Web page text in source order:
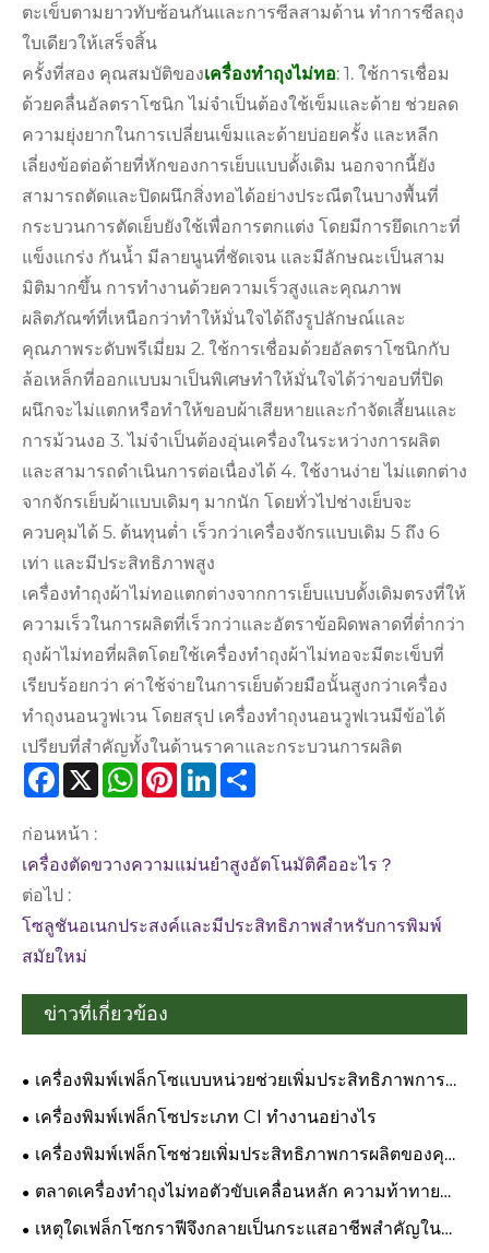
ตะเข็บตามยาวทับซ้อนกันและการซีลสามด้าน ทำการซีลถุง
ใบเดียวให้เสร็จสิ้น
ครั้งที่สอง คุณสมบัติของเครื่องทำถุงไม่ทอ: 1. ใช้การเชื่อม
ด้วยคลื่นอัลตราโซนิก ไม่จำเป็นต้องใช้เข็มและด้าย ช่วยลด
ความยุ่งยากในการเปลี่ยนเข็มและด้ายบ่อยครั้ง และหลีก
เลี่ยงข้อต่อด้ายที่หักของการเย็บแบบดั้งเดิม นอกจากนี้ยัง
สามารถตัดและปิดผนึกสิ่งทอได้อย่างประณีตในบางพื้นที่
กระบวนการตัดเย็บยังใช้เพื่อการตกแต่ง โดยมีการยึดเกาะที่
แข็งแกร่ง กันน้ำ มีลายนูนที่ชัดเจน และมีลักษณะเป็นสาม
มิติมากขึ้น การทำงานด้วยความเร็วสูงและคุณภาพ
ผลิตภัณฑ์ที่เหนือกว่าทำให้มั่นใจได้ถึงรูปลักษณ์และ
คุณภาพระดับพรีเมี่ยม 2. ใช้การเชื่อมด้วยอัลตราโซนิกกับ
ล้อเหล็กที่ออกแบบมาเป็นพิเศษทำให้มั่นใจได้ว่าขอบที่ปิด
ผนึกจะไม่แตกหรือทำให้ขอบผ้าเสียหายและกำจัดเสี้ยนและ
การม้วนงอ 3. ไม่จำเป็นต้องอุ่นเครื่องในระหว่างการผลิต
และสามารถดำเนินการต่อเนื่องได้ 4. ใช้งานง่าย ไม่แตกต่าง
จากจักรเย็บผ้าแบบเดิมๆ มากนัก โดยทั่วไปช่างเย็บจะ
ควบคุมได้ 5. ต้นทุนต่ำ เร็วกว่าเครื่องจักรแบบเดิม 5 ถึง 6
เท่า และมีประสิทธิภาพสูง
เครื่องทำถุงผ้าไม่ทอแตกต่างจากการเย็บแบบดั้งเดิมตรงที่ให้
ความเร็วในการผลิตที่เร็วกว่าและอัตราข้อผิดพลาดที่ต่ำกว่า
ถุงผ้าไม่ทอที่ผลิตโดยใช้เครื่องทำถุงผ้าไม่ทอจะมีตะเข็บที่
เรียบร้อยกว่า ค่าใช้จ่ายในการเย็บด้วยมือนั้นสูงกว่าเครื่อง
ทำถุงนอนวูฟเวน โดยสรุป เครื่องทำถุงนอนวูฟเวนมีข้อได้
เปรียบที่สำคัญทั้งในด้านราคาและกระบวนการผลิต
Facebook
X WhatsApp
Pinterest
LinkedIn
ก่อนหน้า :
เครื่องตัดขวางความแม่นยำสูงอัตโนมัติคืออะไร？
ต่อไป :
โซลูชันอเนกประสงค์และมีประสิทธิภาพสำหรับการพิมพ์
สมัยใหม่
ข่าวที่เกี่ยวข้อง
เครื่องพิมพ์เฟล็กโซแบบหน่วยช่วยเพิ่มประสิทธิภาพการ
ผลิตของคุณได้อย่างไร
เครื่องพิมพ์เฟล็กโซประเภท CI ทำงานอย่างไร
เครื่องพิมพ์เฟล็กโซช่วยเพิ่มประสิทธิภาพการผลิตของคุณ
ได้อย่างไร
ตลาดเครื่องทำถุงไม่ทอตัวขับเคลื่อนหลัก ความท้าทาย
และโอกาส
เหตุใดเฟล็กโซกราฟีจึงกลายเป็นกระแสอาชีพสำคัญใน